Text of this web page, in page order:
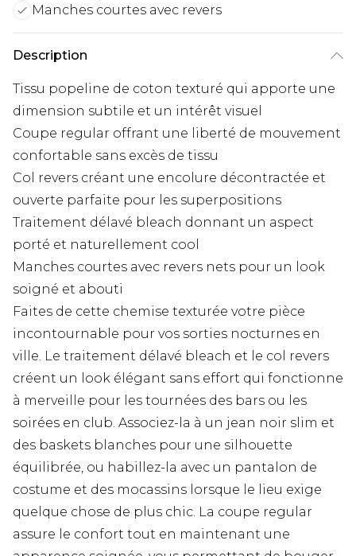
Manches courtes avec revers
Description
Tissu popeline de coton texturé qui apporte une
dimension subtile et un intérêt visuel
Coupe regular offrant une liberté de mouvement
confortable sans excès de tissu
Col revers créant une encolure décontractée et
ouverte parfaite pour les superpositions
Traitement délavé bleach donnant un aspect
porté et naturellement cool
Manches courtes avec revers nets pour un look
soigné et abouti
Faites de cette chemise texturée votre pièce
incontournable pour vos sorties nocturnes en
ville. Le traitement délavé bleach et le col revers
créent un look élégant sans effort qui fonctionne
à merveille pour les tournées des bars ou les
soirées en club. Associez-la à un jean noir slim et
des baskets blanches pour une silhouette
équilibrée, ou habillez-la avec un pantalon de
costume et des mocassins lorsque le lieu exige
quelque chose de plus chic. La coupe regular
assure le confort tout en maintenant une